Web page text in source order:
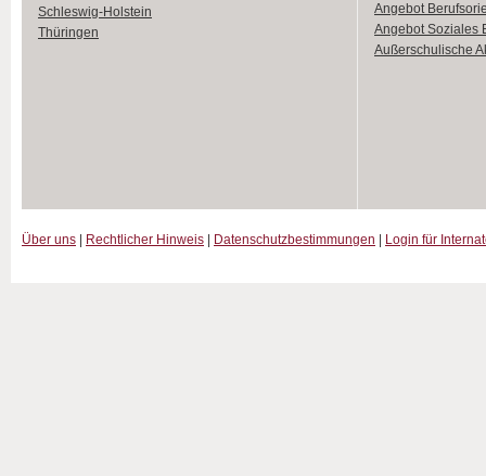
Schleswig-Holstein
Thüringen
Angebot
Angebot Soziales
Außerschulische
Über uns Rechtlicher Hinweis Datenschutzbestimmungen Login für